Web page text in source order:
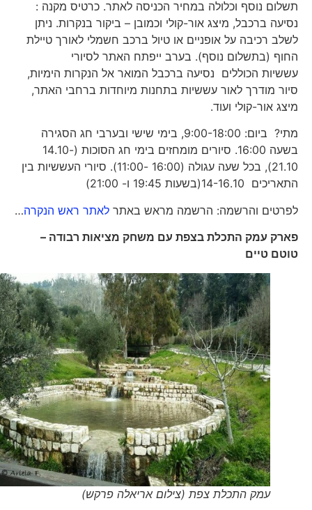
תשלום נוסף וכלולה במחיר הכניסה לאתר. כרטיס מקנה :
נסיעה ברכבל, מיצג אור-קולי וכמובן – ביקור בנקרות. ניתן
לשלב רכיבה על אופניים או טיול ברכב חשמלי לאורך טיילת
החוף (בתשלום נוסף). בערב ייפתח האתר לסיורי
עששיות הכוללים נסיעה ברכבל המואר אל הנקרות הימיות,
סיור מודרך לאור עששיות בתחנות מיוחדות ברחבי האתר,
מיצג אור-קולי ועוד.
מתי? ביום: 9:00-18:00, בימי שישי ובערבי חג הסגירה
בשעה 16:00. סיורים מומחזים בימי חג הסוכות (14.10-
21.10), בכל שעה עגולה (16:00 -11:00). סיורי העששיות בין
התאריכים 14-16.10(בשעות 19:45 ו- 21:00)
לפרטים והרשמה: הרשמה מראש באתרלאתר ראש הנקרה…
פארק עמק התכלת בצפת עם משחק מציאות רבודה –
טוטם טיים
עמק התכלת צפת (צילום אריאלה פרקש)